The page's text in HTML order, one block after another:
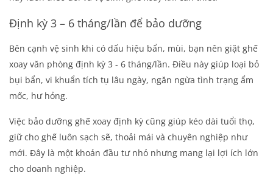
Định kỳ 3 – 6 tháng/lần để bảo dưỡng
Bên cạnh vệ sinh khi có dấu hiệu bẩn, mùi, bạn nên giặt ghế
xoay văn phòng định kỳ 3 - 6 tháng/lần. Điều này giúp loại bỏ
bụi bẩn, vi khuẩn tích tụ lâu ngày, ngăn ngừa tình trạng ẩm
mốc, hư hỏng.
Việc bảo dưỡng ghế xoay định kỳ cũng giúp kéo dài tuổi thọ,
giữ cho ghế luôn sạch sẽ, thoải mái và chuyên nghiệp như
mới. Đây là một khoản đầu tư nhỏ nhưng mang lại lợi ích lớn
cho doanh nghiệp.